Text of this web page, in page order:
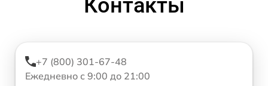
Контакты
+7 (800) 301-67-48
Ежедневно с 9:00 до 21:00